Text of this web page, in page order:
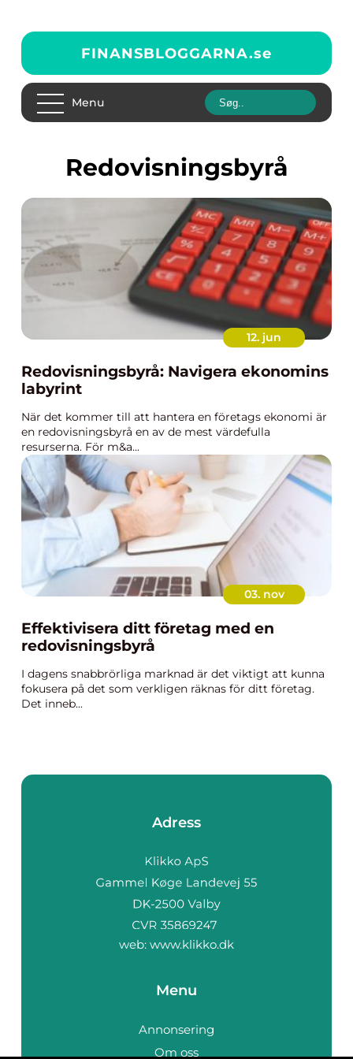
FINANSBLOGGARNA.se
Menu
Redovisningsbyrå
12. jun
Redovisningsbyrå: Navigera ekonomins
labyrint
När det kommer till att hantera en företags ekonomi är
en redovisningsbyrå en av de mest värdefulla
resurserna. För m&a...
03. nov
Effektivisera ditt företag med en
redovisningsbyrå
I dagens snabbrörliga marknad är det viktigt att kunna
fokusera på det som verkligen räknas för ditt företag.
Det inneb...
Adress
web: www.klikko.dk
Menu
Annonsering
Om oss